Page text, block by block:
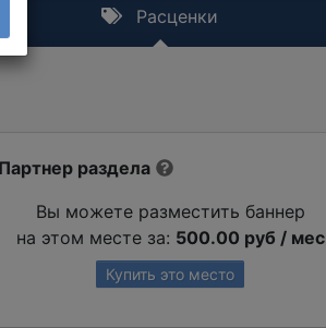
Расценки
Партнер раздела
Вы можете разместить баннер
на этом месте за: 500.00 руб / мес
Купить это место